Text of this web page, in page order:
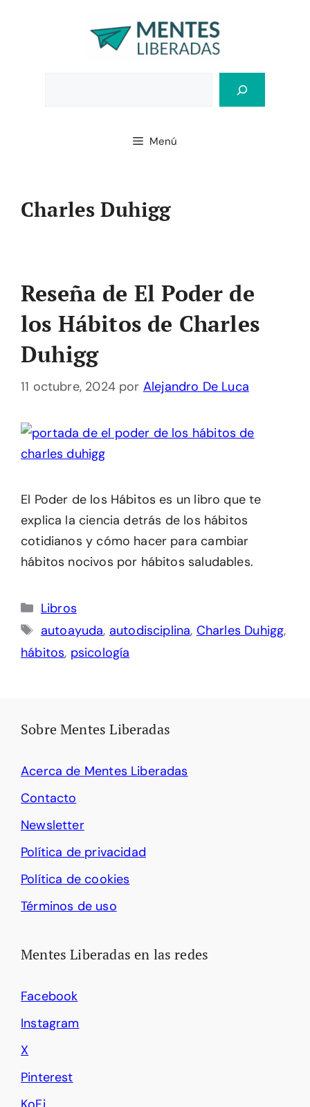
Menú
Charles Duhigg
Reseña de El Poder de
los Hábitos de Charles
Duhigg
11 octubre, 2024 por Alejandro De Luca
El Poder de los Hábitos es un libro que te
explica la ciencia detrás de los hábitos
cotidianos y cómo hacer para cambiar
hábitos nocivos por hábitos saludables.
Categorías
Libros
Etiquetas
autoayuda, autodisciplina, Charles Duhigg,
hábitos, psicología
Sobre Mentes Liberadas
Acerca de Mentes Liberadas
Contacto
Newsletter
Política de privacidad
Política de cookies
Términos de uso
Mentes Liberadas en las redes
Facebook
Instagram
X
Pinterest